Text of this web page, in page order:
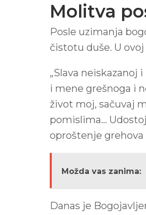
Molitva
Posle uzimanja
čistotu duše. U
„Slava
i mene grešnoga i
život moj, sačuvaj
pomislima…
oproštenje grehova
Možda vas zanima:
Danas je